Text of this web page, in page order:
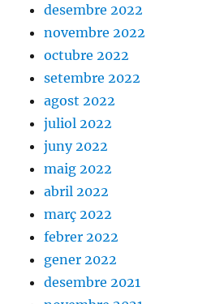
desembre 2022
novembre 2022
octubre 2022
setembre 2022
agost 2022
juliol 2022
juny 2022
maig 2022
abril 2022
març 2022
febrer 2022
gener 2022
desembre 2021